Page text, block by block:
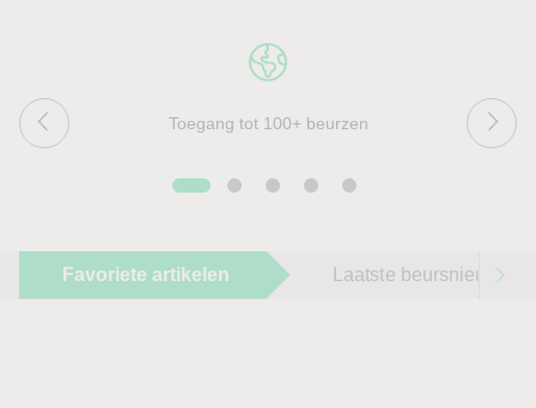
Toegang tot 100+ beurzen
Favoriete artikelen Laatste beursnieuws